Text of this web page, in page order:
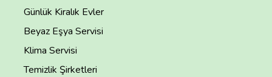
Günlük Kiralık Evler
Beyaz Eşya Servisi
Klima Servisi
Temizlik Şirketleri